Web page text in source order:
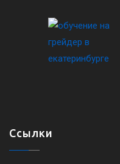
Ссылки